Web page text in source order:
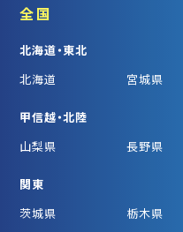
全国
北海道・東北
北海道
宮城県
甲信越・北陸
山梨県
長野県
関東
茨城県
栃木県